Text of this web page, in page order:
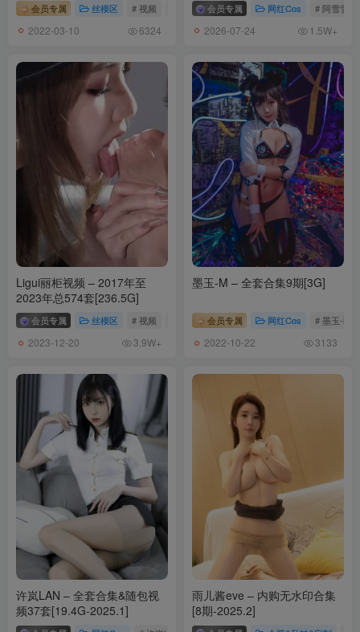
会员专属 丝模区 # 视频 # 壹吻映画
2022-03-10 6324
会员专属 网红Cos # 阿雪雪
2026-07-24 1.5W+
Ligui丽柜视频 – 2017年至
2023年总574套[236.5G]
会员专属 丝模区 # 视频 # Ligui丽柜
2023-12-20 3.9W+
墨玉-M – 全套合集9期[3G]
会员专属 网红Cos # 墨玉-M
2022-10-22 3133
许岚LAN – 全套合集&随包视
频37套[19.4G-2025.1]
雨儿酱eve – 内购无水印合集
[8期-2025.2]